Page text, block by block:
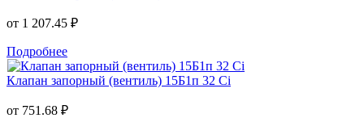
от 1 207.45 ₽
Подробнее
Клапан запорный (вентиль) 15Б1п 32 Ci
от 751.68 ₽